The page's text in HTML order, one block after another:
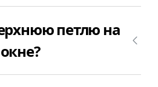
петлю на